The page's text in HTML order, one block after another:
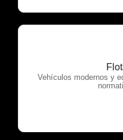
Vehículos modernos y